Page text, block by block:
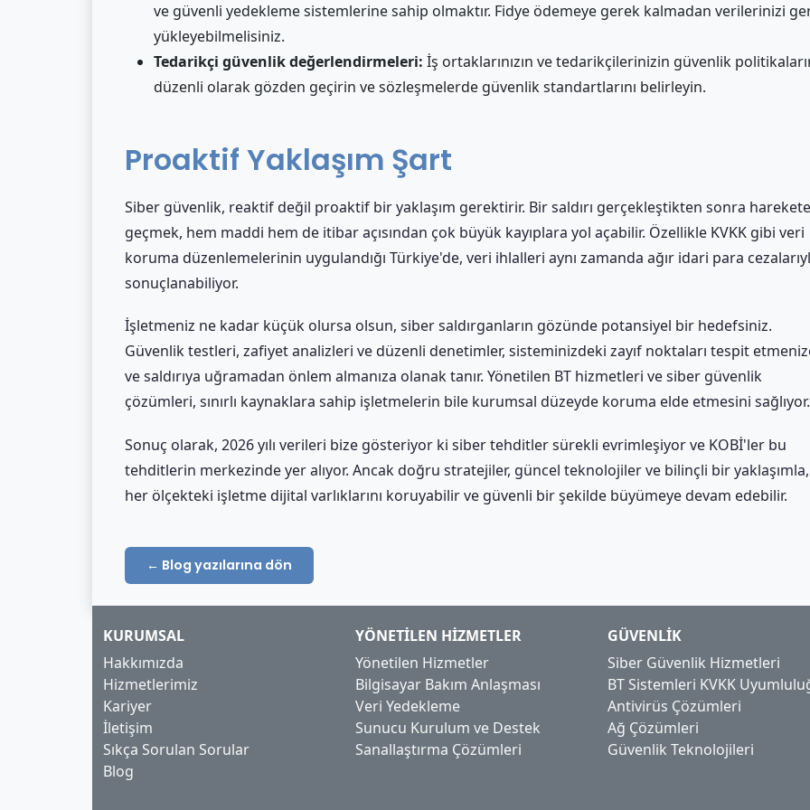
ve güvenli yedekleme sistemlerine sahip olmaktır. Fidye ödemeye gerek kalmadan verilerinizi
yükleyebilmelisiniz.
Tedarikçi güvenlik değerlendirmeleri: İş ortaklarınızın ve tedarikçilerinizin güvenlik
düzenli olarak gözden geçirin ve sözleşmelerde güvenlik standartlarını belirleyin.
Proaktif Yaklaşım Şart
Siber güvenlik, reaktif değil proaktif bir yaklaşım gerektirir. Bir saldırı gerçekleştikten sonra harekete
geçmek, hem maddi hem de itibar açısından çok büyük kayıplara yol açabilir. Özellikle KVKK gibi veri
koruma düzenlemelerinin uygulandığı Türkiye'de, veri ihlalleri aynı zamanda ağır idari para
sonuçlanabiliyor.
İşletmeniz ne kadar küçük olursa olsun, siber saldırganların gözünde potansiyel bir hedefsiniz.
Güvenlik testleri, zafiyet analizleri ve düzenli denetimler, sisteminizdeki zayıf noktaları tespit
ve saldırıya uğramadan önlem almanıza olanak tanır. Yönetilen BT hizmetleri ve siber güvenlik
çözümleri, sınırlı kaynaklara sahip işletmelerin bile kurumsal düzeyde koruma elde etmesini sağlıyor.
Sonuç olarak, 2026 yılı verileri bize gösteriyor ki siber tehditler sürekli evrimleşiyor ve KOBİ'ler bu
tehditlerin merkezinde yer alıyor. Ancak doğru stratejiler, güncel teknolojiler ve bilinçli bir yaklaşımla,
her ölçekteki işletme dijital varlıklarını koruyabilir ve güvenli bir şekilde büyümeye devam edebilir.
← Blog yazılarına dön
KURUMSAL
Hakkımızda
Hizmetlerimiz
Kariyer
İletişim
Sıkça Sorulan Sorular
Blog
YÖNETILEN HIZMETLER
Yönetilen Hizmetler
Bilgisayar Bakım Anlaşması
Veri Yedekleme
Sunucu Kurulum ve Destek
Sanallaştırma Çözümleri
GÜVENLIK
Siber Güvenlik Hizmetleri
BT Sistemleri KVKK
Antivirüs Çözümleri
Ağ Çözümleri
Güvenlik Teknolojileri